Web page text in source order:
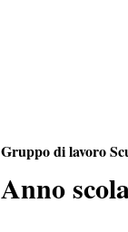
Gruppo di lavoro
Anno